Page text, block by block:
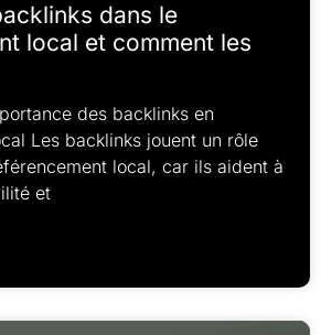
dans le
local et comment les
des backlinks en
Les backlinks jouent un rôle
local, car ils aident à
et